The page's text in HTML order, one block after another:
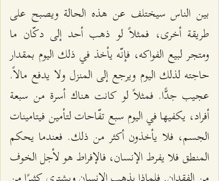
بين الناس سيختلف عن هذه الحالة ويصبح على
طريقة أخرى، فمثلاً لو ذهب أحد إلى دكّان ما
ومتجر لبيع الفواكه، فإنّه يأخذ في ذلك اليوم بمقدار
حاجته لذلك اليوم ويرجع إلى المنزل ولا يدفع مالاً.
عجيب جدًّا. فمثلاً لو كانت هناك أسرة من سبعة
أفراد، يكفيها في اليوم سبع تفّاحات لتأمين فيتامينات
الجسم، فلا يأخذون أكثر من ذلك. فعندما يحكم
المنطق فلا يفرط الإنسان، فالإفراط هو لأجل الخوف